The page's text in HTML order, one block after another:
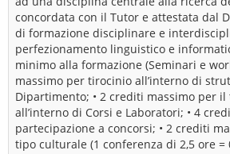
concordata con il Tutor e attestata dal
di formazione disciplinare e
perfezionamento linguistico e
minimo alla formazione (Seminari e
massimo per tirocinio all’interno di
Dipartimento; • 2 crediti massimo per
all’interno di Corsi e Laboratori; • 4
partecipazione a concorsi; • 2 crediti
tipo culturale (1 conferenza di 2,5 ore =